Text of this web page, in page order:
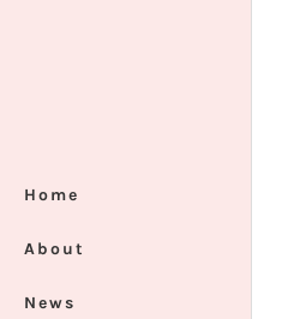
Home
About
News